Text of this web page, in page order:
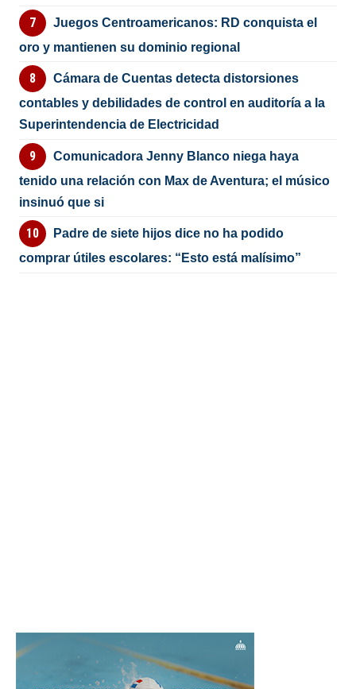
Juegos Centroamericanos: RD conquista el
oro y mantienen su dominio regional
Cámara de Cuentas detecta distorsiones
contables y debilidades de control en auditoría a la
Superintendencia de Electricidad
Comunicadora Jenny Blanco niega haya
tenido una relación con Max de Aventura; el músico
insinuó que si
Padre de siete hijos dice no ha podido
comprar útiles escolares: “Esto está malísimo”